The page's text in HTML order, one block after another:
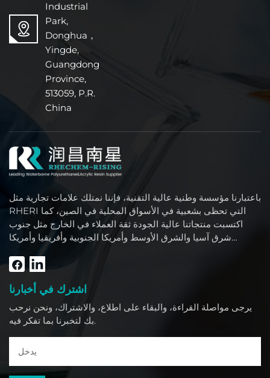
Industrial
Park,
Donghua，
Yingde,
Guangdong
Province,
513059, P.R.
China
باعتبارنا مؤسسة وطنية عالية التقنية، فإننا نمتلك علامات تجارية مثل
RHERI التي تحظى بشعبية في الأسواق المحلية في الصين، كما
اكتسبت منتجاتنا عالية الجودة ثقة العملاء في الخارج مثل جنوب
شرق آسيا والشرق الأوسط وأمريكا الجنوبية وأفريقيا وأمريكا
اشترك في أخبارنا
يرجى مواصلة القراءة، والبقاء على اطلاع، والاشتراك، ونحن نرحب
بك لتخبرنا بما تفكر فيه.